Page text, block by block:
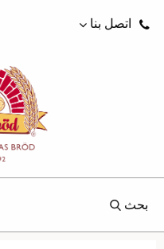
اتصل بنا
بحث